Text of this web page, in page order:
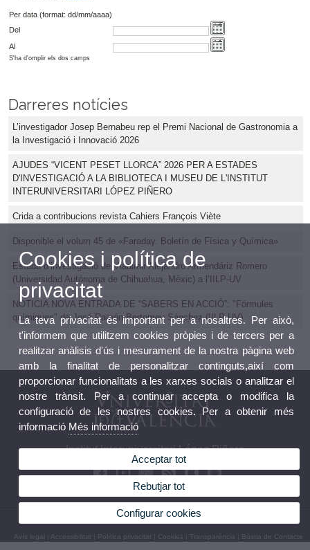
Per data (format: dd/mm/aaaa)
Del
Al
S'ha d'omplir els dos camps
Darreres notícies
L’investigador Josep Bernabeu rep el Premi Nacional de Gastronomia a
la Investigació i Innovació 2026
AJUDES “VICENT PESET LLORCA” 2026 PER A ESTADES
D'INVESTIGACIÓ A LA BIBLIOTECA I MUSEU DE L'INSTITUT
INTERUNIVERSITARI LÓPEZ PIÑERO
Crida a contribucions revista Cahiers François Viète
Disponible el volum 45 de «Faraday. Boletín de Física y Química»
Estada d’investigació de Vladimir Alejandro Armendáriz Romero
(Universidad Autónoma de Chihuahua, Mèxic) a l’IILP-UV
NOTICIA NOVA ENTRADA DE “SABERS EN ACCIÓ”: "Fórmules
químiques" de José Ramón Bertomeu Sánchez (IILP-UV)
Institut Interuniversitari López Piñero
© 2026 UV. - Plaça de Cisneros, 4. 46003 València. Telèfon: 96 3926229
Avís legal Accessibilitat Política privacitat Cookies Transparència Bùstia de Contacte
Cookies i política de
privacitat
La teva privacitat és important per a nosaltres. Per això,
t'informem que utilitzem cookies pròpies i de tercers per a
realitzar anàlisis d'ús i mesurament de la nostra pàgina web
amb la finalitat de personalitzar continguts,així com
proporcionar funcionalitats a les xarxes socials o analitzar el
nostre trànsit. Per a continuar accepta o modifica la
configuració de les nostres cookies. Per a obtenir més
informació Més informació
Acceptar tot
Rebutjar tot
Configurar cookies